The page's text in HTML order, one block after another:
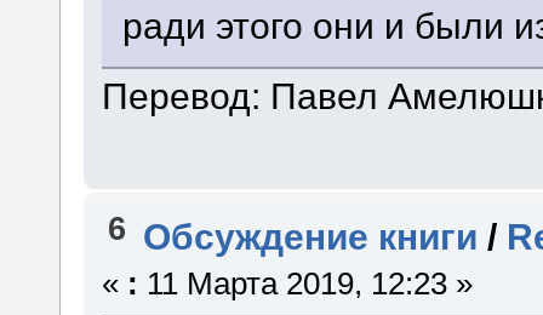
ради этого они и были
Перевод: Павел
6 Обсуждение книги /
« : 11 Марта 2019, 12:23 »